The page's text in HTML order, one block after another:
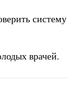
систему
врачей.